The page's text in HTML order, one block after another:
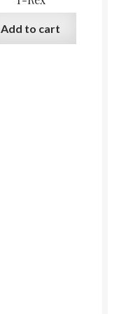
Add to cart